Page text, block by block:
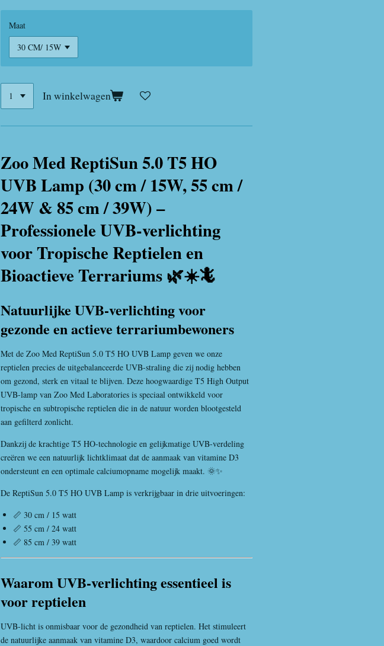
Maat
In winkelwagen
Zoo Med ReptiSun 5.0 T5 HO
UVB Lamp (30 cm / 15W, 55 cm /
24W & 85 cm / 39W) –
Professionele UVB-verlichting
voor Tropische Reptielen en
Bioactieve Terrariums 🌿☀️🦎
Natuurlijke UVB-verlichting voor
gezonde en actieve terrariumbewoners
Met de Zoo Med ReptiSun 5.0 T5 HO UVB Lamp geven we onze
reptielen precies de uitgebalanceerde UVB-straling die zij nodig hebben
om gezond, sterk en vitaal te blijven. Deze hoogwaardige T5 High Output
UVB-lamp van Zoo Med Laboratories is speciaal ontwikkeld voor
tropische en subtropische reptielen die in de natuur worden blootgesteld
aan gefilterd zonlicht.
Dankzij de krachtige T5 HO-technologie en gelijkmatige UVB-verdeling
creëren we een natuurlijk lichtklimaat dat de aanmaak van vitamine D3
ondersteunt en een optimale calciumopname mogelijk maakt. 🌞✨
De ReptiSun 5.0 T5 HO UVB Lamp is verkrijgbaar in drie uitvoeringen:
📏 30 cm / 15 watt
📏 55 cm / 24 watt
📏 85 cm / 39 watt
Waarom UVB-verlichting essentieel is
voor reptielen
UVB-licht is onmisbaar voor de gezondheid van reptielen. Het stimuleert
de natuurlijke aanmaak van vitamine D3, waardoor calcium goed wordt